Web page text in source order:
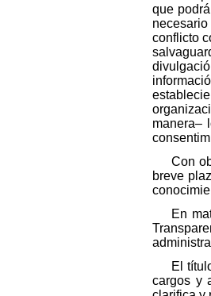
que
conflicto
manera–
Con
breve
En
El
cargos y